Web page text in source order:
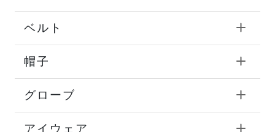
ベルト
帽子
グローブ
アイウェア